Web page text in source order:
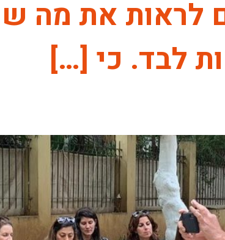
לראות את מה
לבד. כי […]